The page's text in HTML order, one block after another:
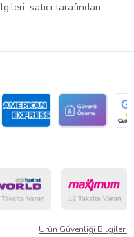
satıcı tarafından
Ürün Güvenliği Bilgileri